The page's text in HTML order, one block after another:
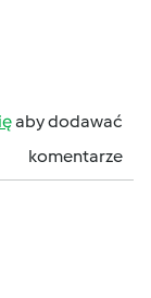
aby dodawać
komentarze